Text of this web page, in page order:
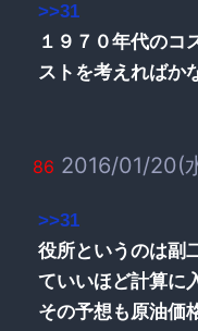
>>31
１９７０年代のコ
ストを考えればか
86 2016/01/20(
>>31
役所というのは副
ていいほど計算に
その予想も原油価